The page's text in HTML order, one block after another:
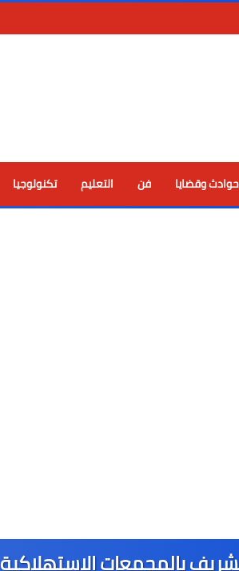
حوادث وقضايا فن التعليم تكنولوجيا
بالمجمعات الاستهلاكية